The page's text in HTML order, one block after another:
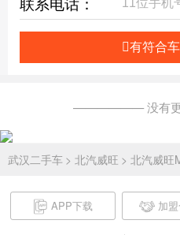
有符合
—————— 没有
武汉二手车 > 北汽威旺 > 北汽威旺
APP下载 加